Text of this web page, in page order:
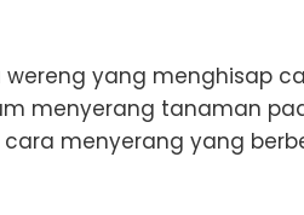
yang menghisap
menyerang tanaman
menyerang yang